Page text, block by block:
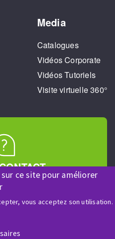
ce site pour améliorer
vous acceptez son utilisation.
Media
Catalogues
Vidéos Corporate
Vidéos Tutoriels
Visite virtuelle 360°
renseignement ?